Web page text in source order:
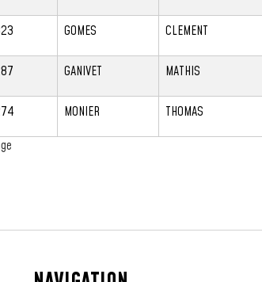
GOMES CLEMENT
GANIVET MATHIS
MONIER THOMAS